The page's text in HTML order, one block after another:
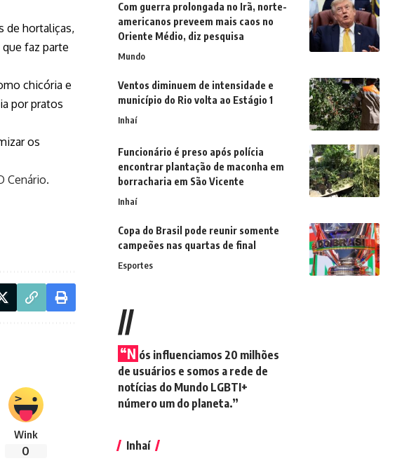
de hortaliças,
faz parte
chicória e
por pratos
os
Cenário.
Wink
0
Com guerra prolongada no Irã, norte-
americanos preveem mais caos no
Oriente Médio, diz pesquisa
Mundo
Ventos diminuem de intensidade e
município do Rio volta ao Estágio 1
Inhaí
Funcionário é preso após polícia
encontrar plantação de maconha em
borracharia em São Vicente
Inhaí
Copa do Brasil pode reunir somente
campeões nas quartas de final
Esportes
//
“N ós influenciamos 20 milhões
de usuários e somos a rede de
notícias do Mundo LGBTI+
número um do planeta.”
Inhaí